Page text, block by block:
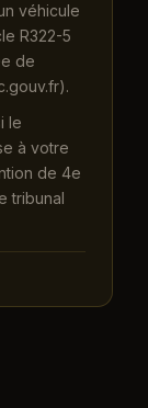
véhicule
R322-5
de
le
à votre
de 4e
tribunal